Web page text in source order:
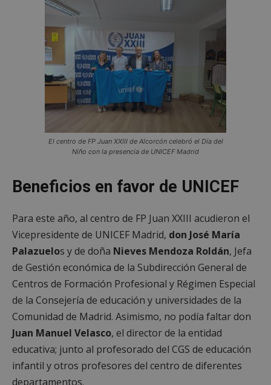
El centro de FP Juan XXIII de Alcorcón celebró el Día del
Niño con la presencia de UNICEF Madrid
Beneficios en favor de UNICEF
Para este año, al centro de FP Juan XXIII acudieron el
Vicepresidente de UNICEF Madrid, don José María
Palazuelos y de doña Nieves Mendoza Roldán, Jefa
de Gestión económica de la Subdirección General de
Centros de Formación Profesional y Régimen Especial
de la Consejería de educación y universidades de la
Comunidad de Madrid. Asimismo, no podía faltar don
Juan Manuel Velasco, el director de la entidad
educativa; junto al profesorado del CGS de educación
infantil y otros profesores del centro de diferentes
departamentos.